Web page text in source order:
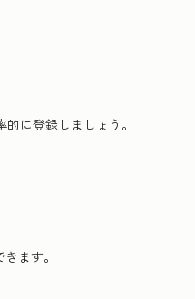
に登録しましょう。
ます。